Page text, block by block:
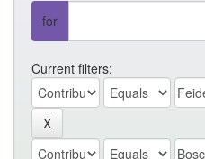
for
Current filters: